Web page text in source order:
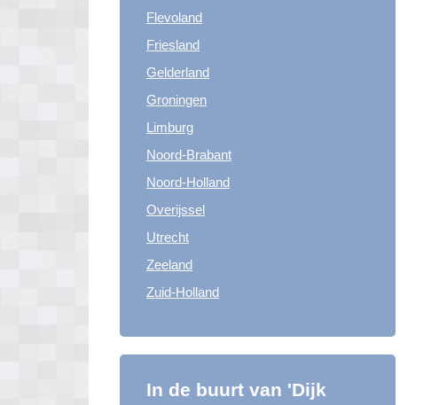
Flevoland
Friesland
Gelderland
Groningen
Limburg
Noord-Brabant
Noord-Holland
Overijssel
Utrecht
Zeeland
Zuid-Holland
In de buurt van 'Dijk